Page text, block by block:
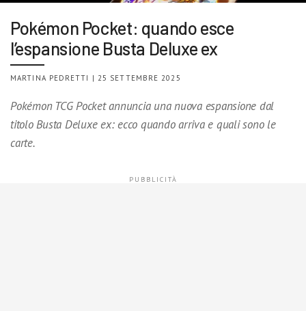
Pokémon Pocket: quando esce
l’espansione Busta Deluxe ex
MARTINA PEDRETTI | 25 SETTEMBRE 2025
Pokémon TCG Pocket annuncia una nuova espansione dal
titolo Busta Deluxe ex: ecco quando arriva e quali sono le
carte.